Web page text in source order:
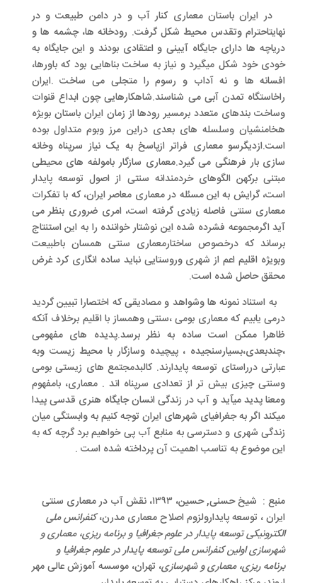
در ایران باستان معماری کنار آب و در دامن طبیعت و در
نهایتاحترام وتقدس محیط شکل گرفت. رودخانه ها، چشمه ها و
دریاچه ها دارای جایگاه آیینی و اعتقادی بودند و این جایگاه به
خودی خود شکل میگیرد و نیاز به ساخت بناهایی بود که باورها،
افسانه ها و نه آداب و رسوم را متجلی می ساخت .ایران
راخاستگاه تمدن آبی می شناسند.شاهکارهایی چون ابداع قنوات
وساخت بندهای متعدد برمسیر رودها از زمان ایران باستان بویژه
هخامنشیان وسلسله های بعدی دراین مرز وبوم متداول بوده
است.ازدیگرسو معماری فراتر ازپاسخ به یک نیاز سرپناه وخانه
سازی بار فرهنگی می گیرد.معماری سازگار بامولفه های محیطی
مبتنی برکهن الگوهای خردمندانه سنتی از اصول توسعه پایدار
است، گرایش به این مسئله در معماری معاصر ایران، که با تفکرات
معماری سنتی فاصله زیادی گرفته است، امری ضروری بنظر می
آید اگرمجموعه فشرده شده این نوشتار خواننده را به این استنتاج
برساند که درخصوص ساختارمعماری سنتی همسان باطبیعت
وبویژه اقلیم اعم از شهری وروستایی نباید ساده انگاری کرد غرض
محقق حاصل شده است.
به استناد نمونه ها وشواهد و مصادیقی که اختصارا تبیین گردید
درمی یابیم که معماری بومی ،سنتی وهمساز با اقلیم برخلاف آنکه
ظاهرا ممکن است ساده به نظر برسد.پدیده های مفهومی
،چندبعدی،بسیارسنجیده ، پیچیده وسازگار با محیط زیست وبه
عبارتی درراستای توسعه پایدارند. کالبدمجتمع های زیستی بومی
وسنتی چیزی بیش تر از تعدادی سرپناه اند . معماری، بامفهوم
ومعنا پدید میآید و آب در زندگی انسان جایگاه هنری قدسی پیدا
میکند اگر به جغرافیای شهرهای ایران توجه کنیم به وابستگی میان
زندگی شهری و دسترسی به منابع آب پی خواهیم برد گرچه که به
این موضوع به تناسب اهمیت آن پرداخته شده است .
منبع : شیخ حسنی, حسین، ۱۳۹۳، نقش آب در معماری سنتی
ایران ، توسعه پایدارولزوم اصلاح معماری مدرن،کنفرانس ملی
الکترونیکی توسعه پایدار در علوم جغرافیا و برنامه ریزی، معماری و
شهرسازی اولین کنفرانس ملی توسعه پایدار در علوم جغرافیا و
برنامه ریزی، معماری و شهرسازی، تهران، موسسه آموزش عالی مهر